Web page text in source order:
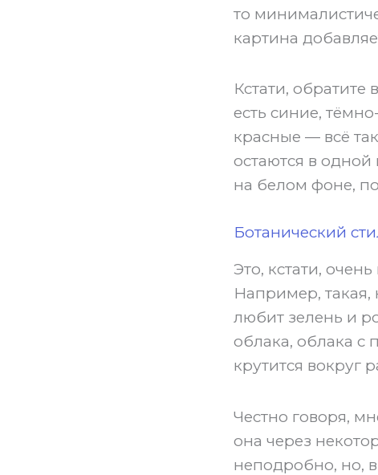
то
картина
Кстати,
есть синие,
красные — всё
остаются в
на белом фоне,
Ботанический
Это, кстати,
Например, такая,
любит зелень и
облака, облака с
крутится вокруг
Честно говоря,
она через
неподробно, но,